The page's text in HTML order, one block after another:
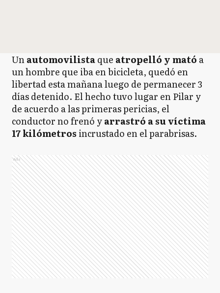
Unautomovilistaque atropelló y mató a
un hombre que iba en bicicleta, quedó en
libertad esta mañana luego de permanecer 3
días detenido. El hecho tuvo lugar en Pilar y
de acuerdo a las primeras pericias, el
conductor no frenó yarrastró a su víctima
17 kilómetros incrustado en el parabrisas.
Ads